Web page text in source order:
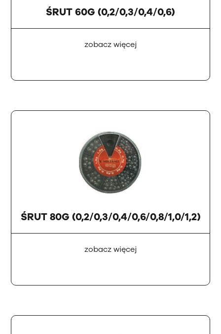
ŚRUT 60G (0,2/0,3/0,4/0,6)
zobacz więcej
ŚRUT 80G (0,2/0,3/0,4/0,6/0,8/1,0/1,2)
zobacz więcej